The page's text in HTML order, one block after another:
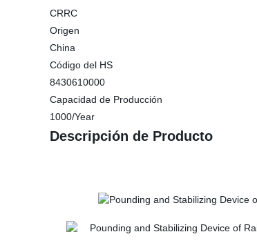
CRRC
Origen
China
Código del HS
8430610000
Capacidad de Producción
1000/Year
Descripción de Producto